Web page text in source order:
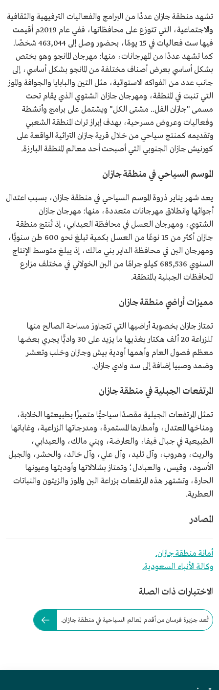
تشهد منطقة جازان عددًا من البرامج والفعاليات الترفيهية والثقافية
والاجتماعية، التي تتوزع على محافظاتها، ففي عام 2019م أقيمت
فيها ست فعاليات في 15 يومًا، بحضور وصل إلى 463,044 شخصًا.
كما تشهد عددًا من المهرجانات، منها: مهرجان المانجو وهو يختص
بشكل أساسي بعرض أصناف مختلفة من المانجو بشكل أساسي، إلى
جانب عدد من الفواكه الاستوائية، مثل التين والبابايا والجوافة والموز
التي تنبت في المنطقة، ومهرجان جازان الشتوي الذي يقام تحت
مسمى "جازان الفل.. مشتى الكل" ويشتمل على برامج وأنشطة
وفعاليات وعروض مسرحية، بهدف إبراز تراث المنطقة الشعبي
وتقديمه كمنتج سياحي من خلال قرية جازان التراثية الواقعة على
كورنيش جازان الجنوبي التي أصبحت أحد معالم المنطقة البارزة.​
الموسم السياحي في منطقة جازان
يعد شهر يناير ذروة الموسم السياحي في منطقة جازان، بسبب اعتدال
أجوائها وانطلاق مهرجانات متعددة، منها: مهرجان جازان
الشتوي، ومهرجان العسل في محافظة العيدابي، إذ تُنتج منطقة
جازان أكثر من 15 نوعًا من العسل بكمية تبلغ نحو 600 طن سنويًّا،
ومهرجان البن في محافظة الداير بني مالك، إذ يبلغ متوسط الإنتاج
السنوي 685,536 كيلو جرامًا من البن الخولاني في مختلف مزارع
المحافظات الجبلية بالمنطقة.
مميزات أراضي منطقة جازان
تمتاز جازان بخصوبة أراضيها التي تتجاوز مساحة الصالح منها
للزراعة 20 ألف هكتار يغذيها ما يزيد على 30 واديًّا يجري بعضها
معظم فصول العام وأهمها أودية بيش وجازان وخلب وتعشر
وضمد وصبيا إضافة إلى سد وادي جازان.
المرتفعات الجبلية في منطقة جازان
تمثل المرتفعات الجبلية مقصدًا سياحيًّا متميزًا بطبيعتها الخلابة،
ومناخها المعتدل، وأمطارها المستمرة، ومدرجاتها الزراعية، وغاباتها
الطبيعية في جبال فيفا، والعارضة، وبني مالك، والعيدابي،
والريث، وهروب، وآل تليد، وآل علي، وآل خالد، والحشر، والجبل
الأسود، وقيس، والعبادل؛ وتمتاز بشلالاتها وأوديتها وعيونها
الحارة، وتشتهر هذه المرتفعات بزراعة البن والموز والزيتون والنباتات
العطرية.
المصادر
أمانة منطقة جازان.
وكالة الأنباء السعودية.
الاختبارات ذات الصلة
تُعد جزيرة فرسان من أقدم المعالم السياحية في منطقة جازان.